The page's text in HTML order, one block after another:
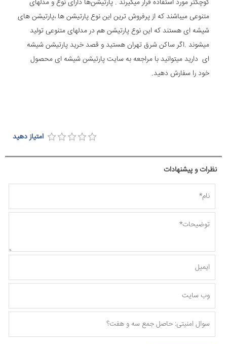
کوچکتر مورد استفاده قرار میگیرند . پارتیشن‌ها دارای نوع و مدلهای
متنوعی میباشند که از پرفروش ترین این نوع پارتیشن ها ،پارتیشن های
شیشه ای هستند که این نوع پارتیشن هم در مدلهای متنوعی تولید
میشوند .اگر ساکن شرق تهران هستید و قصد خرید پارتیشن شیشه
ای دارید میتوانید با مراجعه به سایت پارتیشن شیشه ای محصول
خود را سفارش دهید.
امتیاز دهید
نظرات و پیشنهادات